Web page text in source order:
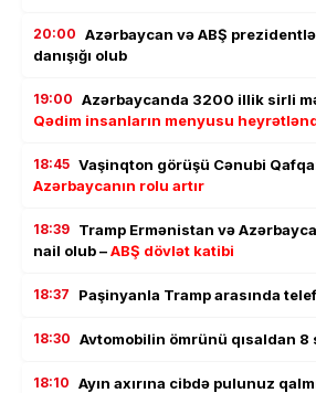
20:00 Azərbaycan və ABŞ
danışığı olub
19:00 Azərbaycanda 3200 illik sirli
Qədim insanların menyusu
18:45 Vaşinqton görüşü Cənubi
Azərbaycanın rolu artır
18:39 Tramp Ermənistan və
nail olub –ABŞ dövlət katibi
18:37 Paşinyanla Tramp arasında
18:30 Avtomobilin ömrünü qısaldan
18:10 Ayın axırına cibdə pulunuz